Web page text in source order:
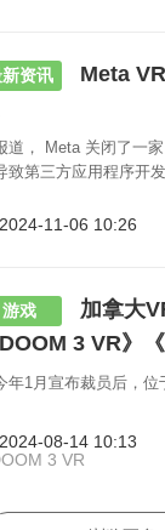
资讯
Meta
道， Meta 关闭了一
致第三方应用程序开
2024-11-06 10:26
游戏
加拿大
DOOM 3 VR》
年1月宣布裁员后，位
2024-08-14 10:13
3 VR